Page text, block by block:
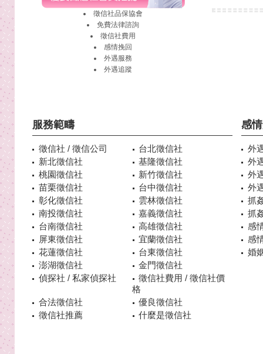
徵信社品保協會
免費法律諮詢
徵信社費用
感情挽回
外遇服務
外遇追蹤
服務範疇
徵信社 / 徵信公司
台北徵信社
新北徵信社
基隆徵信社
桃園徵信社
新竹徵信社
苗栗徵信社
台中徵信社
彰化徵信社
雲林徵信社
南投徵信社
嘉義徵信社
台南徵信社
高雄徵信社
屏東徵信社
宜蘭徵信社
花蓮徵信社
台東徵信社
澎湖徵信社
金門徵信社
偵探社 / 私家偵探社
徵信社費用 / 徵信社價
格
合法徵信社
優良徵信社
徵信社推薦
什麼是徵信社
感
外
外
外
外
抓
抓
感
感
婚